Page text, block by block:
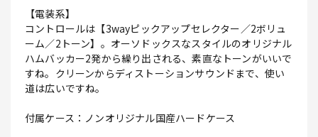
【電装系】
コントロールは【3wayピックアップセレクター／2ボリュ
ーム／2トーン】。オーソドックスなスタイルのオリジナル
ハムバッカー2発から繰り出される、素直なトーンがいいで
すね。クリーンからディストーションサウンドまで、使い
道は広いですね。
付属ケース：ノンオリジナル国産ハードケース